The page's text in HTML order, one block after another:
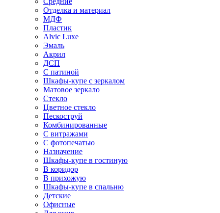
Отделка и материал
МДФ
Пластик
Alvic Luxe
Эмаль
Акрил
ДСП
С патиной
Шкафы-купе с зеркалом
Матовое зеркало
Стекло
Цветное стекло
Пескоструй
Комбинированные
С витражами
С фотопечатью
Назначение
Шкафы-купе в гостиную
В коридор
В прихожую
Шкафы-купе в спальню
Детские
Офисные